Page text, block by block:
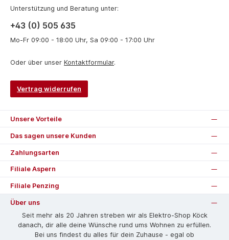
Unterstützung und Beratung unter:
+43 (0) 505 635
Mo-Fr 09:00 - 18:00 Uhr, Sa 09:00 - 17:00 Uhr
Oder über unser Kontaktformular.
Vertrag widerrufen
Unsere Vorteile
Das sagen unsere Kunden
Zahlungsarten
Filiale Aspern
Filiale Penzing
Über uns
Seit mehr als 20 Jahren streben wir als Elektro-Shop Köck
danach, dir alle deine Wünsche rund ums Wohnen zu erfüllen.
Bei uns findest du alles für dein Zuhause - egal ob